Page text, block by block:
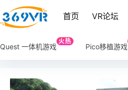
首页 VR论坛
Quest 一体机游戏
火热
Pico移植游戏